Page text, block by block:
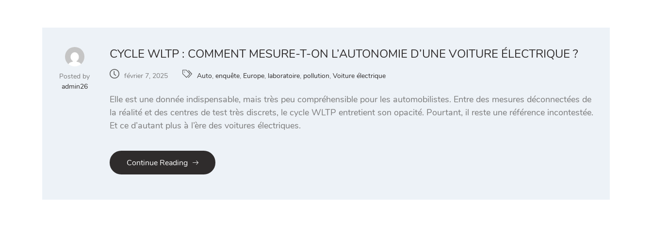
Posted by
admin26
CYCLE WLTP : COMMENT MESURE-T-ON L’AUTONOMIE D’UNE VOITURE ÉLECTRIQUE ?
février 7, 2025 Auto, enquête, Europe, laboratoire, pollution, Voiture électrique
Elle est une donnée indispensable, mais très peu compréhensible pour les automobilistes. Entre des mesures déconnectées de
la réalité et des centres de test très discrets, le cycle WLTP entretient son opacité. Pourtant, il reste une référence incontestée.
Et ce d’autant plus à l’ère des voitures électriques.
Continue Reading